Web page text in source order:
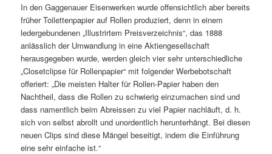
In den Gaggenauer Eisenwerken wurde offensichtlich aber bereits
früher Toilettenpapier auf Rollen produziert, denn in einem
ledergebundenen „Illustrirtem Preisverzeichnis“, das 1888
anlässlich der Umwandlung in eine Aktiengesellschaft
herausgegeben wurde, werden gleich vier sehr unterschiedliche
„Closetclipse für Rollenpapier“ mit folgender Werbebotschaft
offeriert: „Die meisten Halter für Rollen-Papier haben den
Nachtheil, dass die Rollen zu schwierig einzumachen sind und
dass namentlich beim Abreissen zu viel Papier nachläuft, d. h.
sich von selbst abrollt und unordentlich herunterhängt. Bei diesen
neuen Clips sind diese Mängel beseitigt, indem die Einführung
eine sehr einfache ist.“